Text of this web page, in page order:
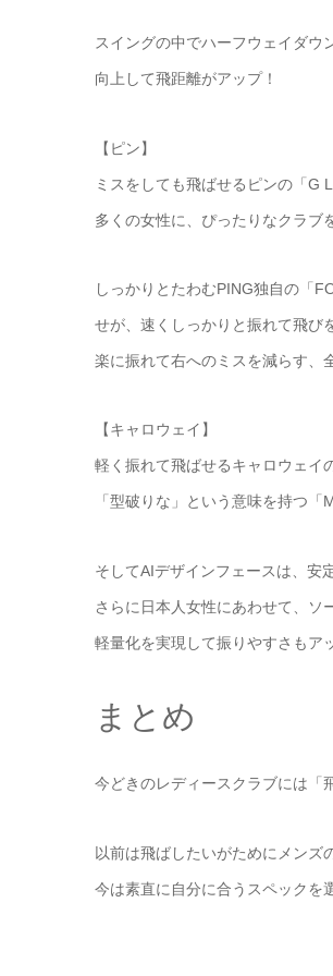
スイングの中でハーフウェイダウ
向上して飛距離がアップ！
【ピン】
ミスをしても飛ばせるピンの「G
多くの女性に、ぴったりなクラブ
しっかりとたわむPING独自の「
せが、速くしっかりと振れて飛び
楽に振れて右へのミスを減らす、
【キャロウェイ】
軽く振れて飛ばせるキャロウェイ
「型破りな」という意味を持つ
そしてAIデザインフェースは、安
さらに日本人女性にあわせて、ソ
軽量化を実現して振りやすさもア
まとめ
今どきのレディースクラブには「
以前は飛ばしたいがためにメンズ
今は素直に自分に合うスペックを